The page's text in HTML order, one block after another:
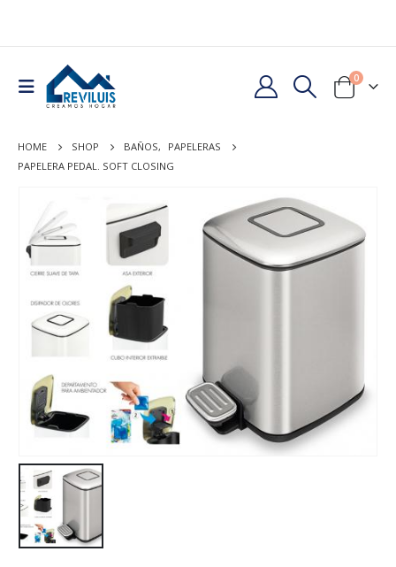
0
HOME SHOP BAÑOS,
PAPELERAS
PAPELERA PEDAL. SOFT CLOSING